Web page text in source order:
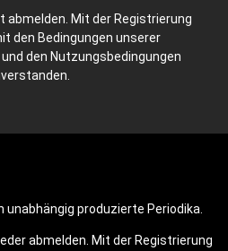
abmelden. Mit der Registrierung
den Bedingungen unserer
den Nutzungsbedingungen
unabhängig produzierte Periodika.
abmelden. Mit der Registrierung